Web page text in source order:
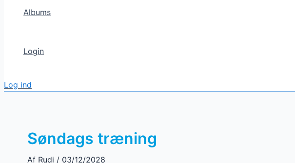
Albums
Login
Log ind
Søndags træning
Af Rudi / 03/12/2028